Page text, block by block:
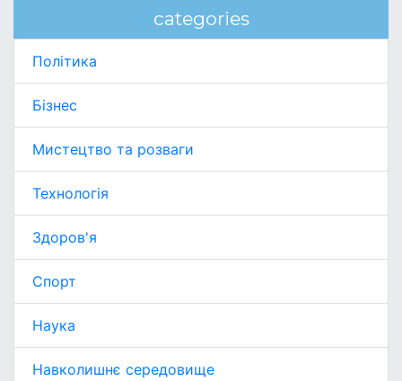
categories
Політика
Бізнес
Мистецтво та розваги
Технологія
Здоров'я
Спорт
Наука
Навколишнє середовище